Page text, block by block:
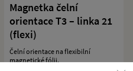
Magnetka čelní
orientace T3 – linka 21
(flexi)
Čelní orientace na flexibilní
magnetické fólii.